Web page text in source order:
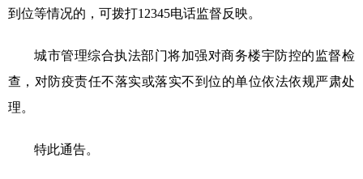
到位等情况的，可拨打12345电话监督反映。
城市管理综合执法部门将加强对商务楼宇防控的监督检
查，对防疫责任不落实或落实不到位的单位依法依规严肃处
理。
特此通告。